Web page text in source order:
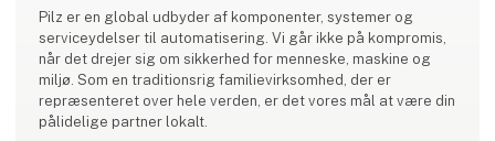
Pilz er en global udbyder af komponenter, systemer og
serviceydelser til automatisering. Vi går ikke på kompromis,
når det drejer sig om sikkerhed for menneske, maskine og
miljø. Som en traditionsrig familievirksomhed, der er
repræsenteret over hele verden, er det vores mål at være din
pålidelige partner lokalt.